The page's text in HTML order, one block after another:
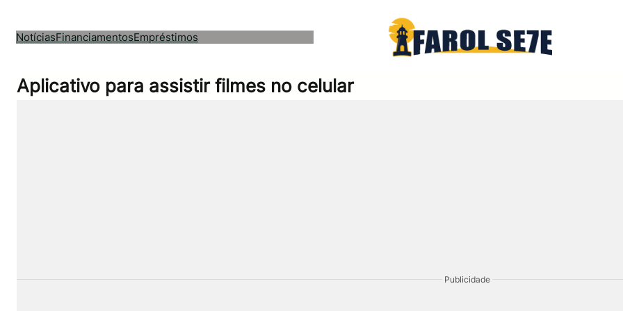
NotíciasFinanciamentosEmpréstimos
Aplicativo para assistir filmes no celular
Publicidade